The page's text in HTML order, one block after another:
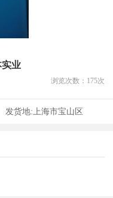
实业
浏览次数： 175次
发货地:上海市宝山区